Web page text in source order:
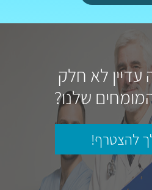
לא חלק
שלנו?
להצטרף!